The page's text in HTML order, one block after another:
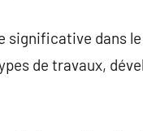
dans
de travaux,